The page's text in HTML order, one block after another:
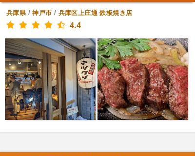
兵庫県/神戸市 / 兵庫区上庄通 鉄板焼き店
4.4